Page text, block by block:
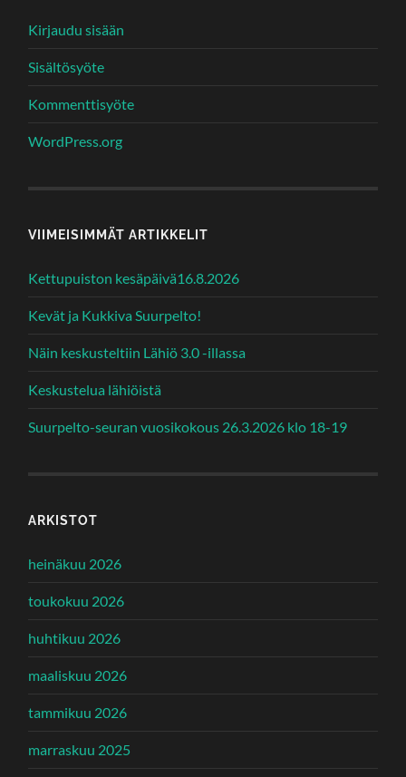
Kirjaudu sisään
Sisältösyöte
Kommenttisyöte
WordPress.org
VIIMEISIMMÄT ARTIKKELIT
Kettupuiston kesäpäivä16.8.2026
Kevät ja Kukkiva Suurpelto!
Näin keskusteltiin Lähiö 3.0 -illassa
Keskustelua lähiöistä
Suurpelto-seuran vuosikokous 26.3.2026 klo 18-19
ARKISTOT
heinäkuu 2026
toukokuu 2026
huhtikuu 2026
maaliskuu 2026
tammikuu 2026
marraskuu 2025